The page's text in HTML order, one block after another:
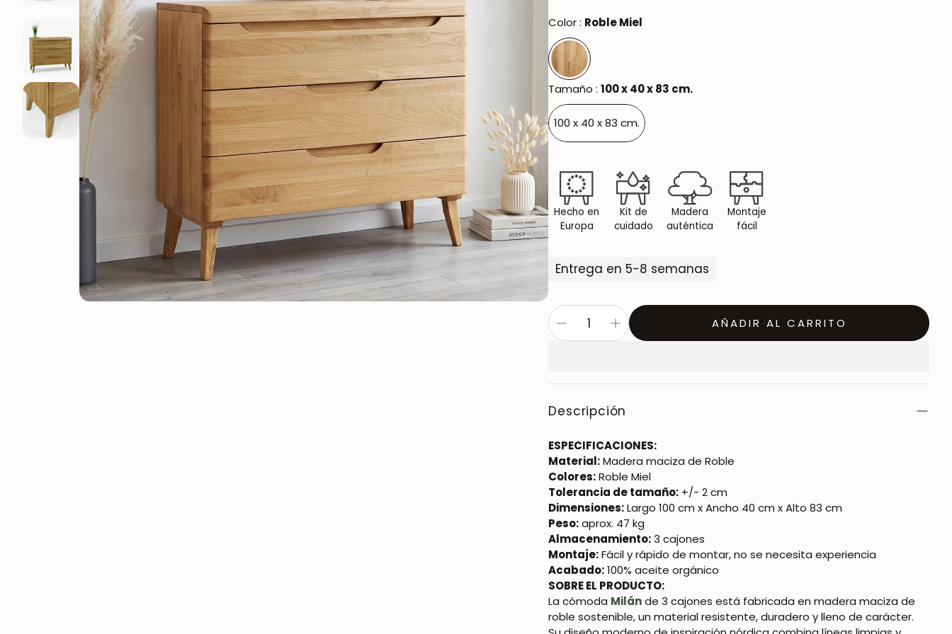
Mauritz NordicStory
Milan NordicStory
Moritz NordicStory
Regal NordicStory
Runa NordicStory
Mozaik LoftStory
Montenegro LoftStory
Color : Roble Miel
Tamaño :100 x 40 x 83 cm.
100 x 40 x 83 cm.
Hecho en
Europa
Kit de
cuidado
Madera
auténtica
Montaje
fácil
Entrega en 5-8 semanas
AÑADIR AL CARRITO
Descripción
ESPECIFICACIONES:
Material:Madera maciza de Roble
Colores:Roble Miel
Tolerancia de tamaño: +/- 2 cm
Dimensiones:Largo 100 cm x Ancho 40 cm x Alto 83 cm
Peso:aprox. 47 kg
Almacenamiento:3 cajones
Montaje:Fácil y rápido de montar, no se necesita experiencia
Acabado:100% aceite orgánico
SOBRE EL PRODUCTO:
La cómoda Milánde 3 cajones está fabricada en madera maciza de
roble sostenible, un material resistente, duradero y lleno de carácter.